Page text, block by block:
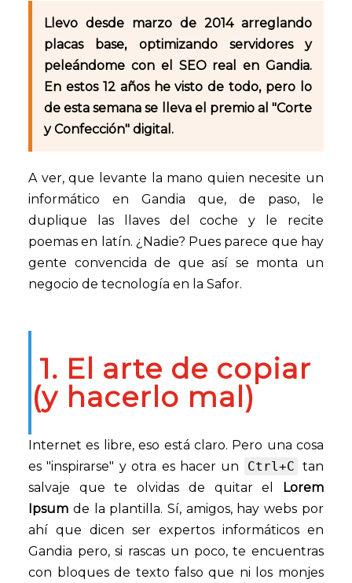
Llevo desde marzo de 2014 arreglando
placas base, optimizando servidores y
peleándome con el SEO real en Gandia.
En estos 12 años he visto de todo, pero lo
de esta semana se lleva el premio al "Corte
y Confección" digital.
A ver, que levante la mano quien necesite un
informático en Gandia que, de paso, le
duplique las llaves del coche y le recite
poemas en latín. ¿Nadie? Pues parece que hay
gente convencida de que así se monta un
negocio de tecnología en la Safor.
1. El arte de copiar
(y hacerlo mal)
Internet es libre, eso está claro. Pero una cosa
es "inspirarse" y otra es hacer un
Ctrl+C tan
salvaje que te olvidas de quitar el
Lorem
Ipsum de la plantilla. Sí, amigos, hay webs por
ahí que dicen ser expertos informáticos en
Gandia pero, si rascas un poco, te encuentras
con bloques de texto falso que ni los monjes